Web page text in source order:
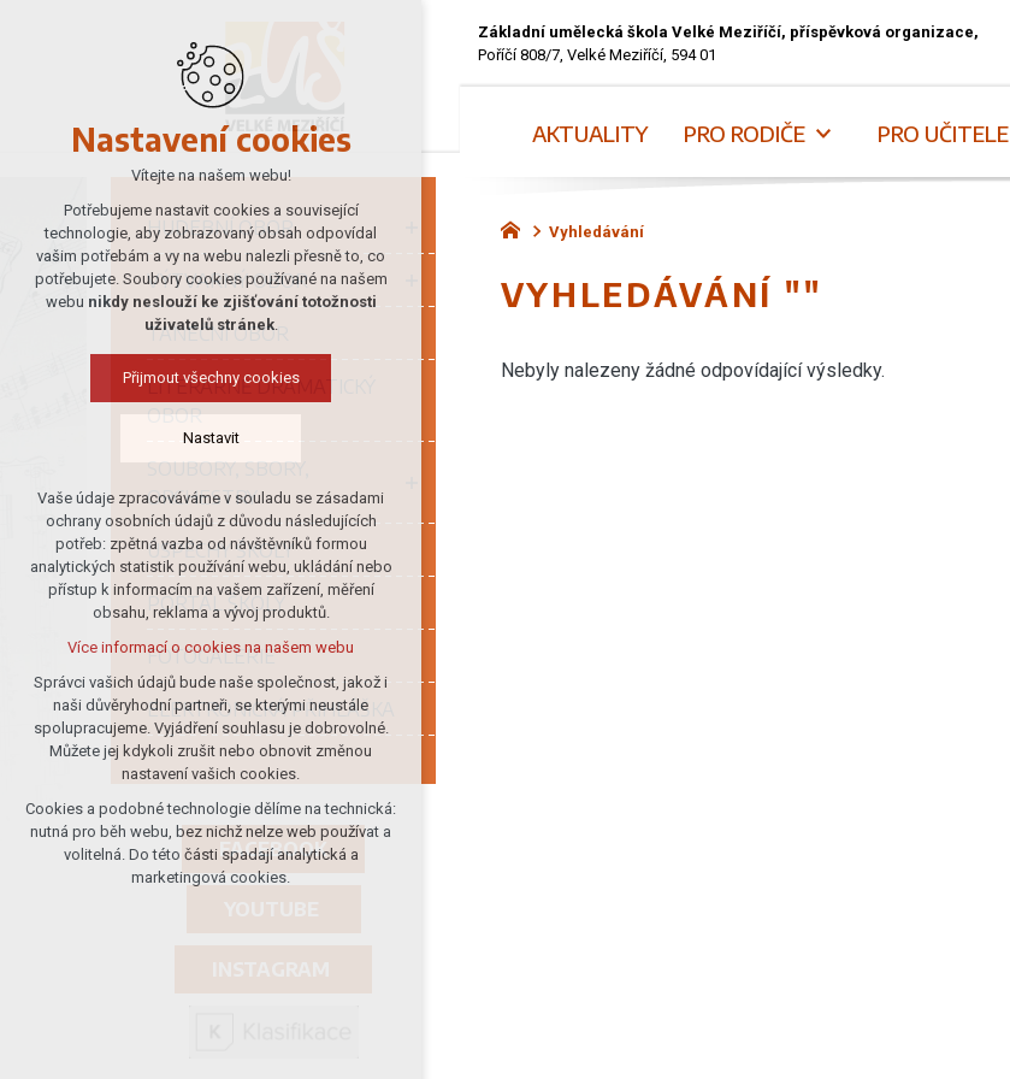
Základní umělecká škola Velké Meziříčí, příspěvková organizace,
Poříčí 808/7, Velké Meziříčí, 594 01
AKTUALITY PRO RODIČE PRO UČITELE
HUDEBNÍ OBOR
VÝTVARNÝ OBOR
TANEČNÍ OBOR
LITERÁRNĚ DRAMATICKÝ
OBOR
SOUBORY, SBORY,
ORCHESTRY
ÚSPĚCHY ŠKOLY
PORTÁL ŠKOLY
FOTOGALERIE
ELEKTRONICKÁ PŘIHLÁŠKA
FACEBOOK
Vyhledávání
VYHLEDÁVÁNÍ ""
Nebyly nalezeny žádné odpovídající výsledky.
Nastavení cookies
Vítejte na našem webu!
Potřebujeme nastavit cookies a související
technologie, aby zobrazovaný obsah odpovídal
vašim potřebám a vy na webu nalezli přesně to, co
potřebujete. Soubory cookies používané na našem
webu nikdy neslouží ke zjišťování totožnosti
uživatelů stránek.
Přijmout všechny cookies
Nastavit
Technická cookies
nutná pro provozování webu
udržení kontextu stránek (session):
případná přihlášení, volby jazyka, apod.
Volitelná cookies
analytická pro anonymizované
vyhodnocení návštěvnosti
marketingová cookies (Google)
Více informací o cookies na našem webu
Přijmout všechny cookies
Odmítnout vše
Vaše údaje zpracováváme v souladu se zásadami
ochrany osobních údajů z důvodu následujících
potřeb: zpětná vazba od návštěvníků formou
analytických statistik používání webu, ukládání nebo
přístup k informacím na vašem zařízení, měření
obsahu, reklama a vývoj produktů.
Více informací o cookies na našem webu
Správci vašich údajů bude naše společnost, jakož i
naši důvěryhodní partneři, se kterými neustále
spolupracujeme. Vyjádření souhlasu je dobrovolné.
Můžete jej kdykoli zrušit nebo obnovit změnou
nastavení vašich cookies.
Cookies a podobné technologie dělíme na technická:
nutná pro běh webu, bez nichž nelze web používat a
volitelná. Do této části spadají analytická a
marketingová cookies.